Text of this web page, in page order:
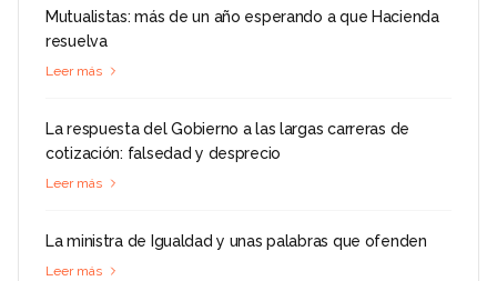
Mutualistas: más de un año esperando a que Hacienda
resuelva
Leer más
La respuesta del Gobierno a las largas carreras de
cotización: falsedad y desprecio
Leer más
La ministra de Igualdad y unas palabras que ofenden
Leer más